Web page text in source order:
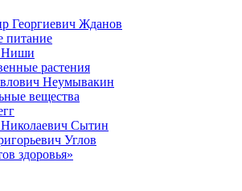
Георгиевич Жданов
питание
Ниши
растения
Неумывакин
вещества
Сытин
Углов
здоровья»